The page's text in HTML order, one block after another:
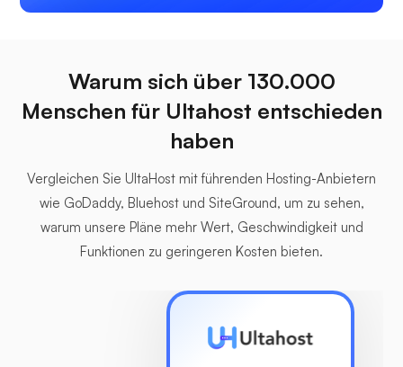
Warum sich über 130.000
Menschen für Ultahost entschieden
haben
Vergleichen Sie UltaHost mit führenden Hosting-Anbietern
wie GoDaddy, Bluehost und SiteGround, um zu sehen,
warum unsere Pläne mehr Wert, Geschwindigkeit und
Funktionen zu geringeren Kosten bieten.